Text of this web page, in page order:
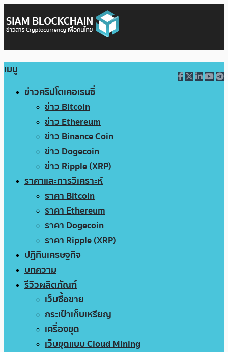
เมนู
ข่าวคริปโตเคอเรนซี่
ข่าว Bitcoin
ข่าว Ethereum
ข่าว Binance Coin
ข่าว Dogecoin
ข่าว Ripple (XRP)
ราคาและการวิเคราะห์
ราคา Bitcoin
ราคา Ethereum
ราคา Dogecoin
ราคา Ripple (XRP)
ปฏิทินเศรษฐกิจ
บทความ
รีวิวผลิตภัณฑ์
เว็บซื้อขาย
กระเป๋าเก็บเหรียญ
เครื่องขุด
เว็บขุดแบบ Cloud Mining